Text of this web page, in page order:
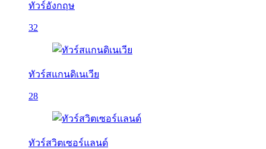
ทัวร์อังกฤษ
32
ทัวร์สแกนดิเนเวีย
28
ทัวร์สวิตเซอร์แลนด์